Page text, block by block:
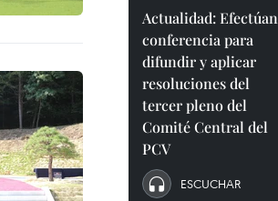
Actualidad: Efectúan
conferencia para
difundir y aplicar
resoluciones del
tercer pleno del
Comité Central del
PCV
ESCUCHAR